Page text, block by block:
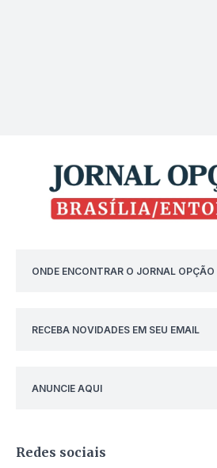
ONDE ENCONTRAR O JORNAL OPÇÃO
RECEBA NOVIDADES EM SEU EMAIL
ANUNCIE AQUI
Redes sociais